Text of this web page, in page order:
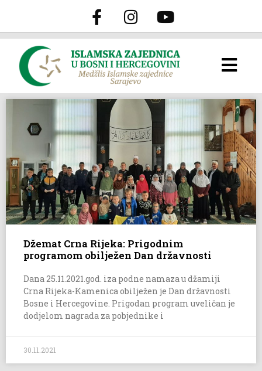
Džemat Crna Rijeka: Prigodnim
programom obilježen Dan državnosti
Dana 25.11.2021.god. iza podne namaza u džamiji
Crna Rijeka-Kamenica obilježen je Dan državnosti
Bosne i Hercegovine. Prigodan program uveličan je
dodjelom nagrada za pobjednike i
30.11.2021